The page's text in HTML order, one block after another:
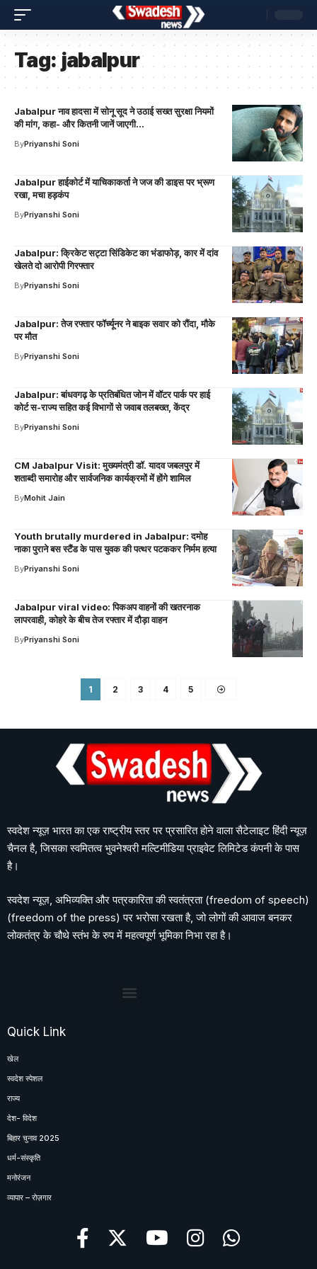
Tag:jabalpur
Jabalpur नाव हादसा में सोनू सूद ने उठाई सख्त सुरक्षा नियमों
की मांग, कहा- और कितनी जानें जाएगी…
ByPriyanshi Soni
Jabalpur हाईकोर्ट में याचिकाकर्ता ने जज की डाइस पर भ्रूण
रखा, मचा हड़कंप
ByPriyanshi Soni
Jabalpur: क्रिकेट सट्टा सिंडिकेट का भंडाफोड़, कार में दांव
खेलते दो आरोपी गिरफ्तार
ByPriyanshi Soni
Jabalpur: तेज रफ्तार फॉर्च्यूनर ने बाइक सवार को रौंदा, मौके
पर मौत
ByPriyanshi Soni
Jabalpur: बांधवगढ़ के प्रतिबंधित जोन में वॉटर पार्क पर हाई
कोर्ट स-राज्य सहित कई विभागों से जवाब तलबख्त, केंद्र
ByPriyanshi Soni
CM Jabalpur Visit: मुख्यमंत्री डॉ. यादव जबलपुर में
शताब्दी समारोह और सार्वजनिक कार्यक्रमों में होंगे शामिल
ByMohit Jain
Youth brutally murdered in Jabalpur: दमोह
नाका पुराने बस स्टैंड के पास युवक की पत्थर पटककर निर्मम हत्या
ByPriyanshi Soni
Jabalpur viral video: पिकअप वाहनों की खतरनाक
लापरवाही, कोहरे के बीच तेज रफ्तार में दौड़ा वाहन
ByPriyanshi Soni
1 2 3 4 5
स्वदेश न्यूज़ भारत का एक राष्ट्रीय स्तर पर प्रसारित होने वाला सैटेलाइट हिंदी न्यूज़
चैनल है, जिसका स्वमितत्व भुवनेश्वरी मल्टिमीडिया प्राइवेट लिमिटेड कंपनी के पास
है।
स्वदेश न्यूज़, अभिव्यक्ति और पत्रकारिता की स्वतंत्रता (freedom of speech)
(freedom of the press) पर भरोसा रखता है, जो लोगों की आवाज बनकर
लोकतंत्र के चौथे स्तंभ के रुप में महत्वपूर्ण भूमिका निभा रहा है।
Quick Link
खेल
स्वदेश स्पेशल
राज्य
देश- विदेश
बिहार चुनाव 2025
धर्म-संस्कृति
मनोरंजन
व्यापार – रोज़गार